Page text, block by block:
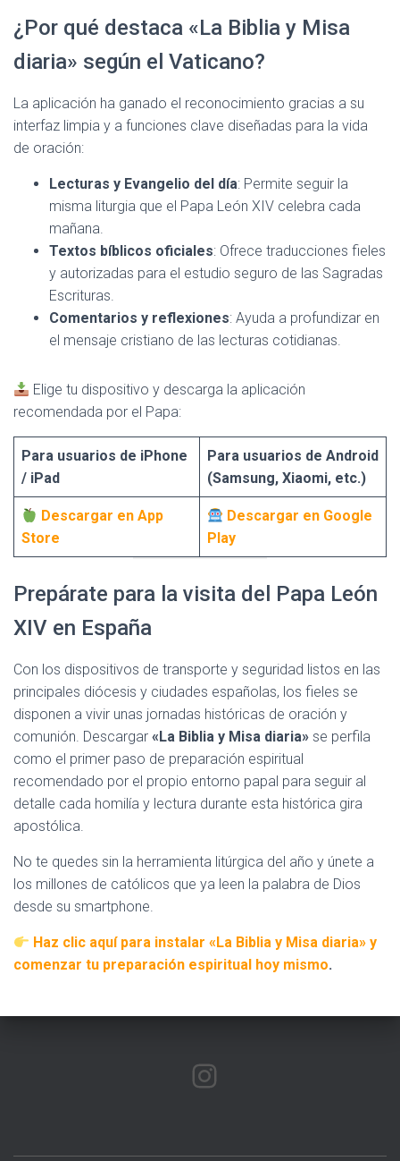
¿Por qué destaca «La Biblia y Misa
diaria» según el Vaticano?
La aplicación ha ganado el reconocimiento gracias a su
interfaz limpia y a funciones clave diseñadas para la vida
de oración:
Lecturas y Evangelio del día: Permite seguir la
misma liturgia que el Papa León XIV celebra cada
mañana.
Textos bíblicos oficiales: Ofrece traducciones fieles
y autorizadas para el estudio seguro de las Sagradas
Escrituras.
Comentarios y reflexiones: Ayuda a profundizar en
el mensaje cristiano de las lecturas cotidianas.
Elige tu dispositivo y descarga la aplicación
recomendada por el Papa:
Para usuarios de iPhone
/ iPad
Para usuarios de Android
(Samsung, Xiaomi, etc.)
Descargar en App
Store
Descargar en Google
Play
Prepárate para la visita del Papa León
XIV en España
Con los dispositivos de transporte y seguridad listos en las
principales diócesis y ciudades españolas, los fieles se
disponen a vivir unas jornadas históricas de oración y
comunión. Descargar «La Biblia y Misa diaria» se perfila
como el primer paso de preparación espiritual
recomendado por el propio entorno papal para seguir al
detalle cada homilía y lectura durante esta histórica gira
apostólica.
No te quedes sin la herramienta litúrgica del año y únete a
los millones de católicos que ya leen la palabra de Dios
desde su smartphone.
Haz clic aquí para instalar «La Biblia y Misa diaria» y
comenzar tu preparación espiritual hoy mismo.